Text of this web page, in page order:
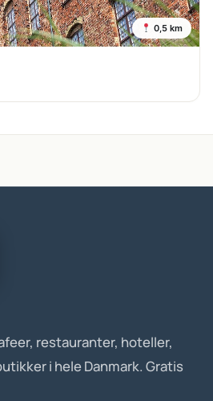
0,5 km
restauranter, hoteller,
i hele Danmark. Gratis